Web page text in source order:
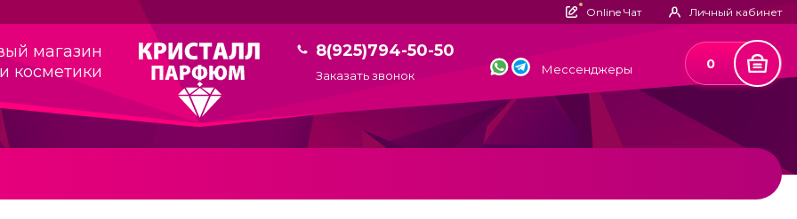
Online Чат Личный кабинет
магазин
косметики
8(925)794-50-50
Заказать звонок Мессенджеры 0